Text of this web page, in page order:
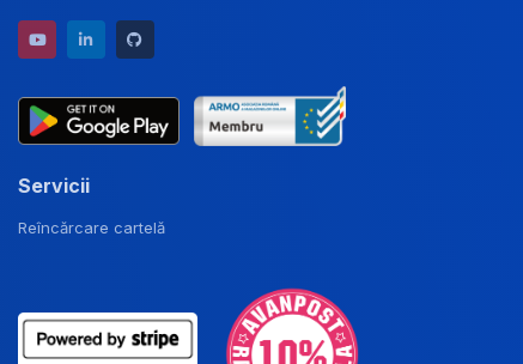
YouTube channel
LinkedIn profile
Servicii
Reîncărcare cartelă